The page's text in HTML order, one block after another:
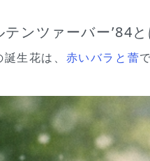
ンツァーバー’84と
生花は、 赤いバラと蕾